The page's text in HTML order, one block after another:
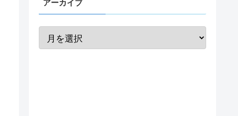
アーカイブ